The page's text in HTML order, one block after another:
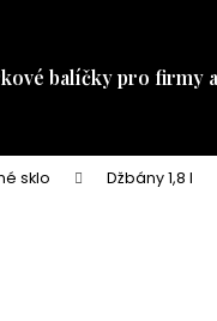
balíčky pro firmy
sklo Džbány 1,8 l